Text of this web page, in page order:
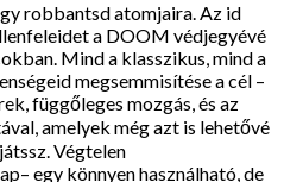
robbantsd atomjaira. Az id
a DOOM védjegyévé
Mind a klasszikus, mind a
megsemmisítése a cél –
függőleges mozgás, és az
amelyek még azt is lehetővé
Végtelen
egy könnyen használható, de